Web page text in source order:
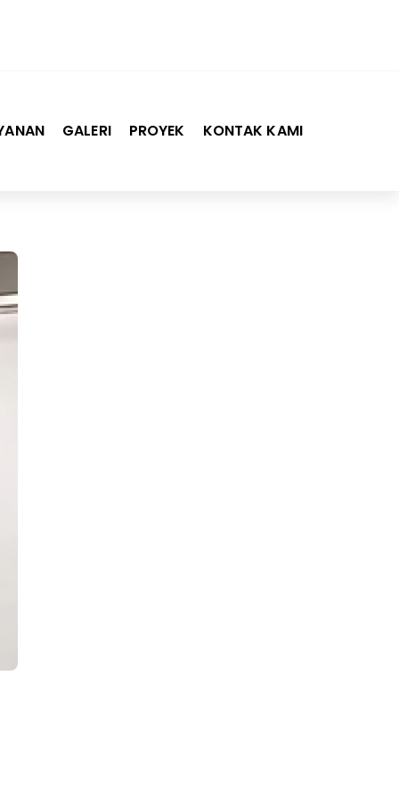
GALERI PROYEK KONTAK KAMI